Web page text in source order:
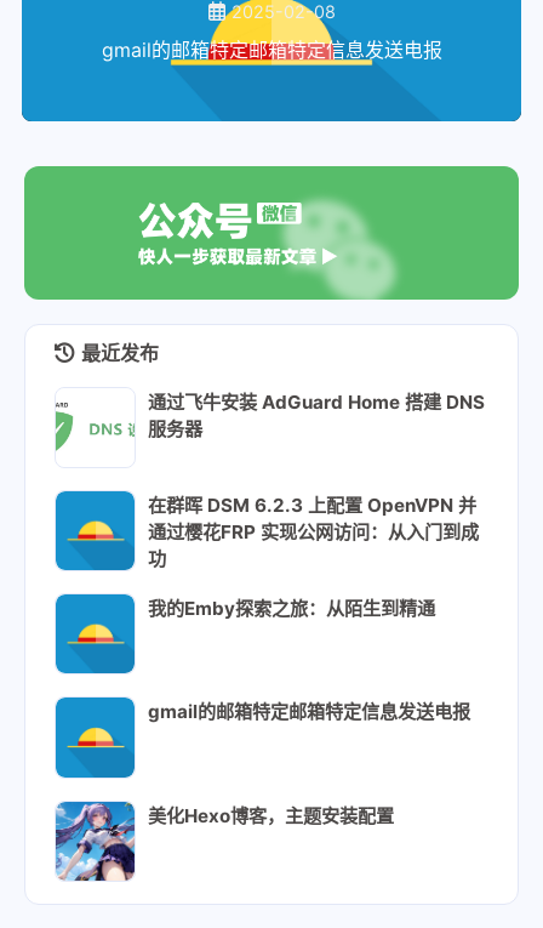
2025-02-08
gmail的邮箱特定邮箱特定信息发送电报
最近发布
通过飞牛安装 AdGuard Home 搭建 DNS
服务器
在群晖 DSM 6.2.3 上配置 OpenVPN 并
通过樱花FRP 实现公网访问：从入门到成
功
我的Emby探索之旅：从陌生到精通
gmail的邮箱特定邮箱特定信息发送电报
美化Hexo博客，主题安装配置